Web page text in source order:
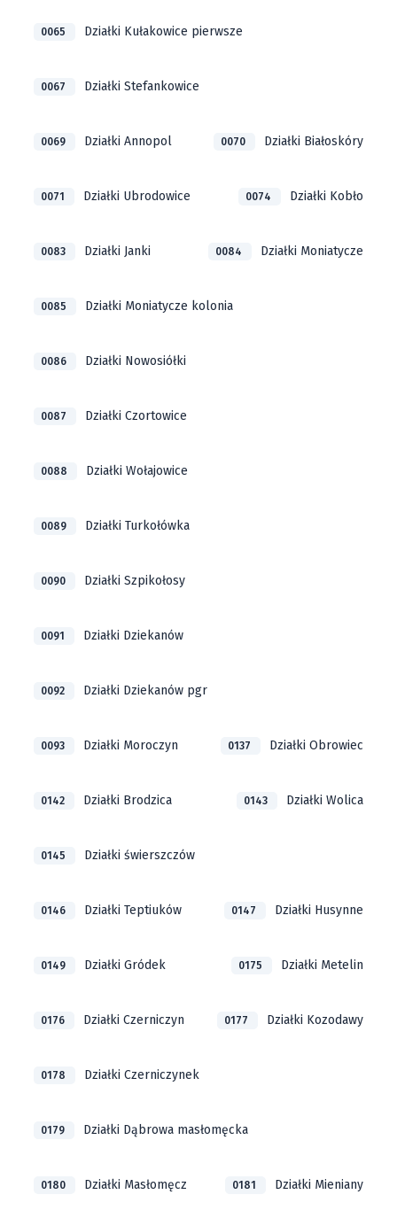
0065 Działki Kułakowice pierwsze
0067 Działki Stefankowice
0069 Działki Annopol 0070 Działki Białoskóry
0071 Działki Ubrodowice 0074 Działki Kobło
0083 Działki Janki 0084 Działki Moniatycze
0085 Działki Moniatycze kolonia
0086 Działki Nowosiółki
0087 Działki Czortowice
0088 Działki Wołajowice
0089 Działki Turkołówka
0090 Działki Szpikołosy
0091 Działki Dziekanów
0092 Działki Dziekanów pgr
0093 Działki Moroczyn 0137 Działki Obrowiec
0142 Działki Brodzica 0143 Działki Wolica
0145 Działki świerszczów
0146 Działki Teptiuków 0147 Działki Husynne
0149 Działki Gródek 0175 Działki Metelin
0176 Działki Czerniczyn 0177 Działki Kozodawy
0178 Działki Czerniczynek
0179 Działki Dąbrowa masłomęcka
0180 Działki Masłomęcz 0181 Działki Mieniany